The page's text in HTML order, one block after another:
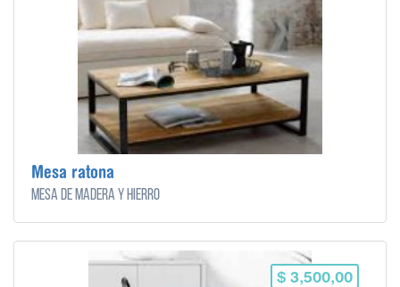
Mesa ratona
Mesa de madera y hierro
$ 3,500,00